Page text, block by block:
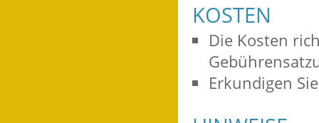
KOSTEN
Die Kosten
Erkundigen